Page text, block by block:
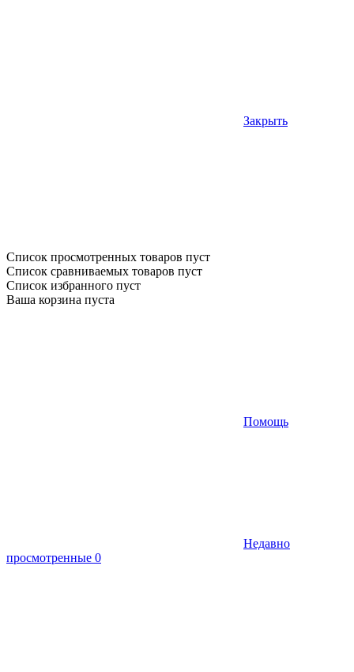
Закрыть
Список просмотренных товаров пуст
Список сравниваемых товаров пуст
Список избранного пуст
Ваша корзина пуста
Помощь
Недавно
просмотренные 0